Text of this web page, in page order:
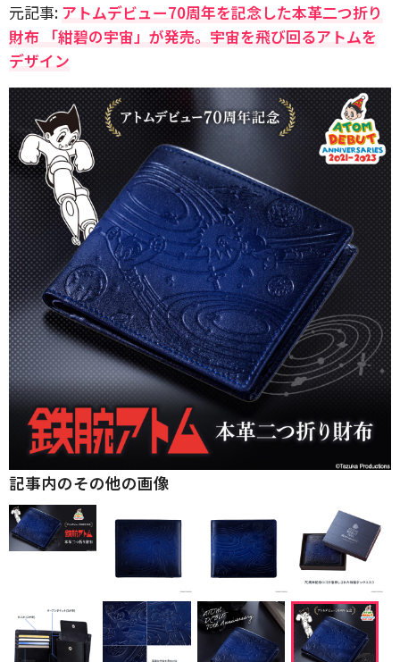
元記事: アトムデビュー70周年を記念した本革二つ折り
財布 「紺碧の宇宙」が発売。宇宙を飛び回るアトムを
デザイン
記事内のその他の画像